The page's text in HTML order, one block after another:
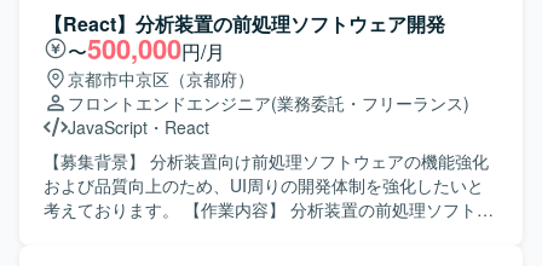
り組める方にマッチする業務です。 【ポジションの魅力】
動画配信領域におけるフロントエンド開発を通じて、SPAや
SSRなどのモダンなWeb技術を実践的に習得・強化してい
ただけます。 新規立ち上げから既存サービス拡大まで幅広
いフェーズに関わることで、設計から運用まで一連の経験
を積むことができます。 技術担当として顧客と直接コミュ
ニケーションを取る機会もあり、技術力とビジネス理解の
双方を高められる環境です。 【開発環境】 MacBook Proが
支給される環境で開発を行います。 JavaScript、React、
やAPI連携を踏まえたテスト観点の洗い出しやテストケース
作成、E2E等の自動化テスト設計・実施、テスト結果の整理
および不具合起票・管理などの品質管理・QA業務を担当し
ていただきます。 【求める人物像】 複雑な仕様や業務フロ
ーを自ら理解し、抜け漏れのないテスト設計を主体的に進
められる方を求めています。開発メンバーや関係者とコミ
ュニケーションを取りながら、品質向上の観点で改善提案
ができる方です。 【ポジションの魅力】 ポイントシステム
における銀行・カード連携など、多数の外部システムとの
【React】分析装置の前処理ソフトウェア開発
〜500,000円/月
京都市中京区（京都府）
フロントエンドエンジニア(業務委託・フリーランス)
JavaScript ・ React
【募集背景】 分析装置向け前処理ソフトウェアの機能強化
および品質向上のため、UI周りの開発体制を強化したいと
考えております。 【作業内容】 分析装置の前処理ソフトウ